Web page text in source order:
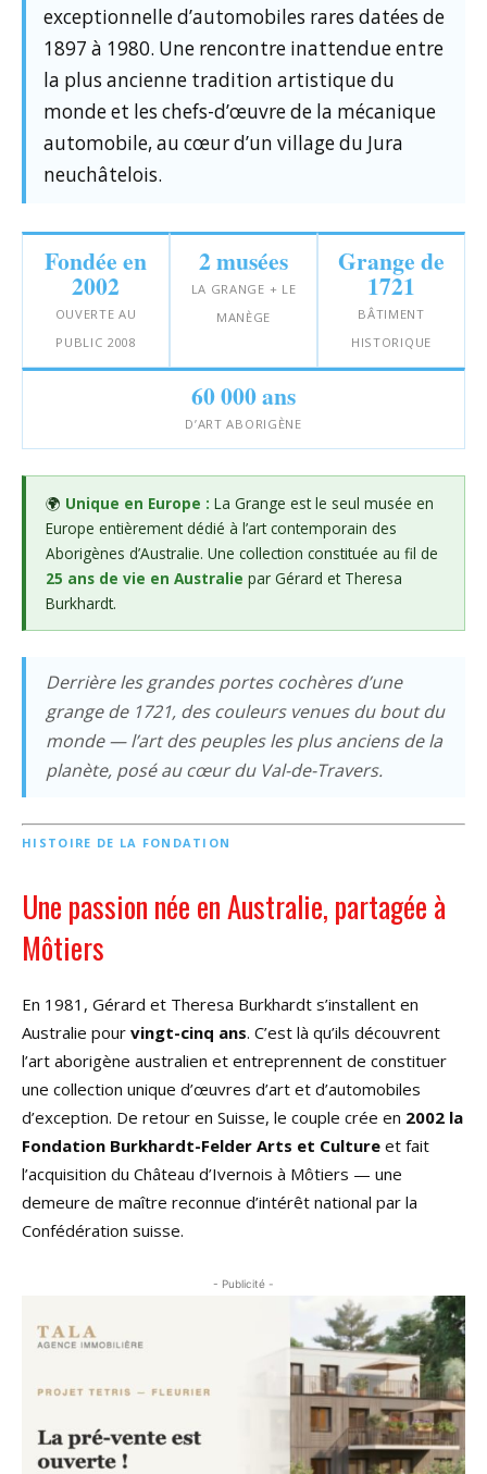
exceptionnelle d’automobiles rares datées de
1897 à 1980. Une rencontre inattendue entre
la plus ancienne tradition artistique du
monde et les chefs-d’œuvre de la mécanique
automobile, au cœur d’un village du Jura
neuchâtelois.
Fondée en
2002
OUVERTE AU
PUBLIC 2008
2 musées
LA GRANGE + LE
MANÈGE
Grange de
1721
BÂTIMENT
HISTORIQUE
60 000 ans
D’ART ABORIGÈNE
🌍 Unique en Europe : La Grange est le seul musée en
Europe entièrement dédié à l’art contemporain des
Aborigènes d’Australie. Une collection constituée au fil de
25 ans de vie en Australie par Gérard et Theresa
Burkhardt.
Derrière les grandes portes cochères d’une
grange de 1721, des couleurs venues du bout du
monde — l’art des peuples les plus anciens de la
planète, posé au cœur du Val-de-Travers.
HISTOIRE DE LA FONDATION
Une passion née en Australie, partagée à
Môtiers
En 1981, Gérard et Theresa Burkhardt s’installent en
Australie pour vingt-cinq ans. C’est là qu’ils découvrent
l’art aborigène australien et entreprennent de constituer
une collection unique d’œuvres d’art et d’automobiles
d’exception. De retour en Suisse, le couple crée en 2002 la
Fondation Burkhardt-Felder Arts et Culture et fait
l’acquisition du Château d’Ivernois à Môtiers — une
demeure de maître reconnue d’intérêt national par la
Confédération suisse.
- Publicité -